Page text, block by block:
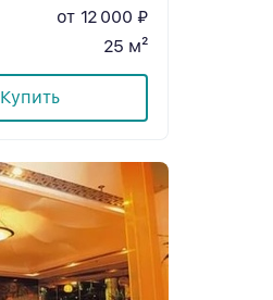
от 12 000 ₽
25 м²
Купить